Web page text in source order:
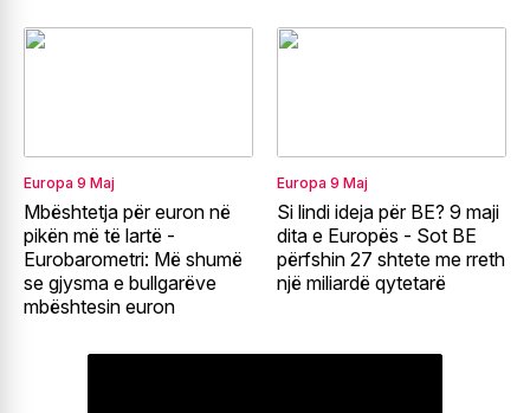
Europa 9 Maj
Mbështetja për euron në
pikën më të lartë -
Eurobarometri: Më shumë
se gjysma e bullgarëve
mbështesin euron
Europa 9 Maj
Si lindi ideja për BE? 9 maji
dita e Europës - Sot BE
përfshin 27 shtete me rreth
një miliardë qytetarë